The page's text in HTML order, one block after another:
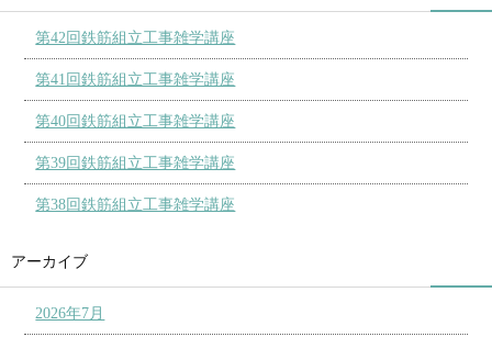
第42回鉄筋組立工事雑学講座
第41回鉄筋組立工事雑学講座
第40回鉄筋組立工事雑学講座
第39回鉄筋組立工事雑学講座
第38回鉄筋組立工事雑学講座
アーカイブ
2026年7月